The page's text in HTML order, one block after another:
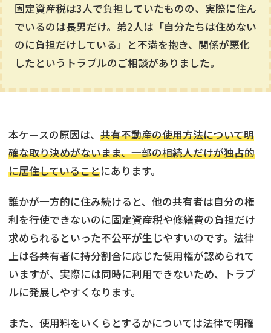
固定資産税は3人で負担していたものの、実際に住ん
でいるのは長男だけ。弟2人は「自分たちは住めない
のに負担だけしている」と不満を抱き、関係が悪化
したというトラブルのご相談がありました。
本ケースの原因は、 共有不動産の使用方法について明
確な取り決めがないまま、一部の相続人だけが独占的
に居住していることにあります。
誰かが一方的に住み続けると、他の共有者は自分の権
利を行使できないのに固定資産税や修繕費の負担だけ
求められるといった不公平が生じやすいのです。法律
上は各共有者に持分割合に応じた使用権が認められて
いますが、実際には同時に利用できないため、トラブ
ルに発展しやすくなります。
また、使用料をいくらとするかについては法律で明確